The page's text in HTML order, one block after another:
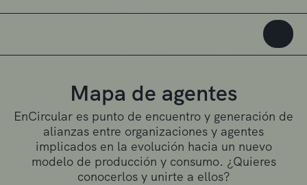
Mapa de agentes
EnCircular es punto de encuentro y generación de
alianzas entre organizaciones y agentes
implicados en la evolución hacia un nuevo
modelo de producción y consumo. ¿Quieres
conocerlos y unirte a ellos?